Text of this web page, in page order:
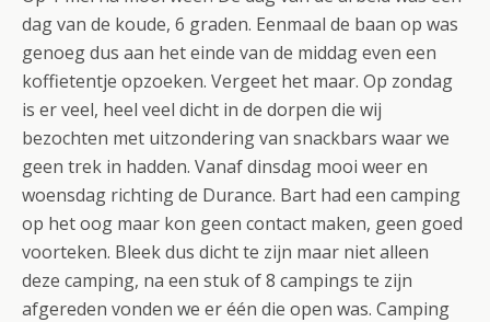
dag van de koude, 6 graden. Eenmaal de baan op was
genoeg dus aan het einde van de middag even een
koffietentje opzoeken. Vergeet het maar. Op zondag
is er veel, heel veel dicht in de dorpen die wij
bezochten met uitzondering van snackbars waar we
geen trek in hadden. Vanaf dinsdag mooi weer en
woensdag richting de Durance. Bart had een camping
op het oog maar kon geen contact maken, geen goed
voorteken. Bleek dus dicht te zijn maar niet alleen
deze camping, na een stuk of 8 campings te zijn
afgereden vonden we er één die open was. Camping